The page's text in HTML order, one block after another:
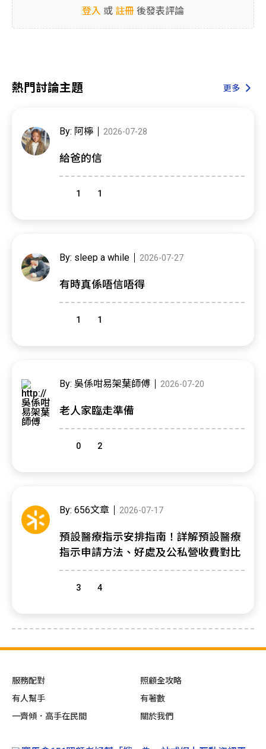
熱門討論主題 更多
By: 阿檸 2026-07-28
給爸的信
1 1
By: sleep a while 2026-07-27
有時真係唔信唔得
1 1
By: 吳係咁易架葉師傅 2026-07-20
老人家臨走準備
0 2
By: 656文章 2026-07-17
預設醫療指示安排指南！詳解預設醫療
指示申請方法、好處及公私營收費對比
3 4
登入 或 註冊 後發表評論
服務配對
有人幫手
一齊傾．高手在民間
照顧全攻略
有著數
關於我們